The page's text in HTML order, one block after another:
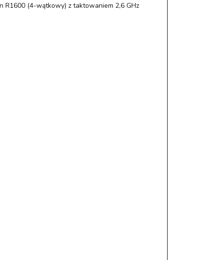
R1600 (4-wątkowy) z taktowaniem 2,6 GHz